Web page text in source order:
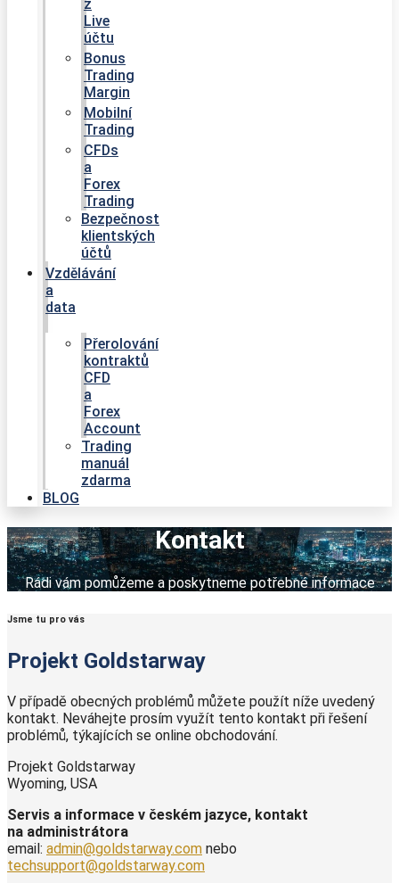
z
Live
účtu
Bonus
Trading
Margin
Mobilní
Trading
CFDs
a
Forex
Trading
Bezpečnost
klientských
účtů
Vzdělávání
a
data
Přerolování
kontraktů
CFD
a
Forex
Account
Trading
manuál
zdarma
BLOG
Kontakt
Rádi vám pomůžeme a poskytneme potřebné informace
Jsme tu pro vás
Projekt Goldstarway
V případě obecných problémů můžete použít níže uvedený
kontakt. Neváhejte prosím využít tento kontakt při řešení
problémů, týkajících se online obchodování.
Projekt Goldstarway
Wyoming, USA
Servis a informace v českém jazyce, kontakt
na administrátora
email: admin@goldstarway.com nebo
techsupport@goldstarway.com